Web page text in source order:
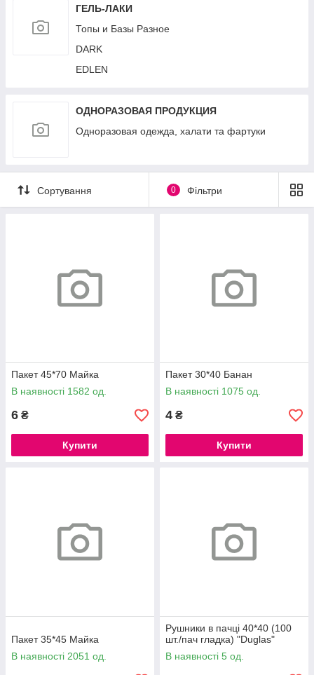
ГЕЛЬ-ЛАКИ
Топы и Базы Разное
DARK
EDLEN
ОДНОРАЗОВАЯ ПРОДУКЦИЯ
Одноразовая одежда, халати та фартуки
Сортування 0 Фільтри
Пакет 45*70 Майка
В наявності 1582 од.
6 ₴
Купити
Пакет 30*40 Банан
В наявності 1075 од.
4 ₴
Купити
Пакет 35*45 Майка
В наявності 2051 од.
Рушники в пачці 40*40 (100
шт./пач гладка) "Duglas"
В наявності 5 од.